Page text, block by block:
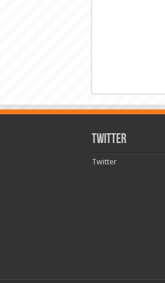
Twitter
Twitter